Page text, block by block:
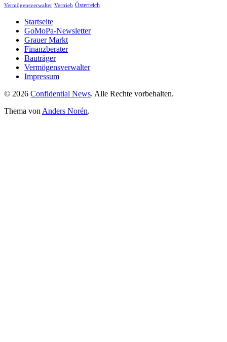
Vermögensverwalter Vertrieb Österreich
Startseite
GoMoPa-Newsletter
Grauer Markt
Finanzberater
Bauträger
Vermögensverwalter
Impressum
© 2026 Confidential News. Alle Rechte vorbehalten.
Thema von Anders Norén.